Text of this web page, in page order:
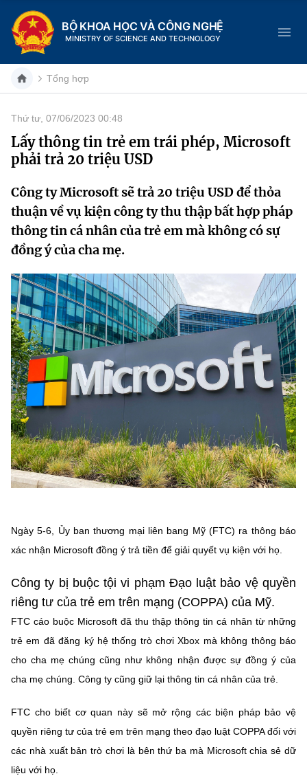
BỘ KHOA HỌC VÀ CÔNG NGHỆ
MINISTRY OF SCIENCE AND TECHNOLOGY
Danh mục
Trang chủ
Giới thiệu
Chức năng nhiệm vụ
Cơ cấu tổ chức
Lịch sử phát triển
Sở Khoa học và Công nghệ
Tin tức sự kiện
Khoa học và Công nghệ
Đổi mới sáng tạo
Chuyển đổi số
Bưu chính, Viễn thông
Sở hữu trí tuệ
Tiêu chuẩn, đo lường, chất lượng
Năng lượng nguyên tử
Tin địa phương
Dịch vụ công
Hệ thống văn bản
Văn bản QPPL
Văn bản chỉ đạo điều hành
Lấy ý kiến người dân về dự thảo VBQPPL
MST IOFFICE
THỐNG KÊ
Khoa học và Công nghệ
Đổi mới sáng tạo
Chuyển đổi số
Bưu chính, Viễn thông
Tiêu chuẩn, đo lường, chất lượng
Năng lượng nguyên tử
Multimedia
THƯ ĐIỆN TỬ
Khác
Videos
Ảnh
Nhiệm vụ trọng tâm
Chọn ngôn ngữ
BỘ KHOA HỌC VÀ CÔNG NGHỆ
MINISTRY OF SCIENCE AND TECHNOLOGY
Tổng hợp
Thứ tư, 07/06/2023 00:48
Lấy thông tin trẻ em trái phép, Microsoft
phải trả 20 triệu USD
Công ty Microsoft sẽ trả 20 triệu USD để thỏa
thuận về vụ kiện công ty thu thập bất hợp pháp
thông tin cá nhân của trẻ em mà không có sự
đồng ý của cha mẹ.
Ngày 5-6, Ủy ban thương mại liên bang Mỹ (FTC) ra thông báo
xác nhận Microsoft đồng ý trả tiền để giải quyết vụ kiện với họ.
Công ty bị buộc tội vi phạm Đạo luật bảo vệ quyền
riêng tư của trẻ em trên mạng (COPPA) của Mỹ.
FTC cáo buộc Microsoft đã thu thập thông tin cá nhân từ những
trẻ em đã đăng ký hệ thống trò chơi Xbox mà không thông báo
cho cha mẹ chúng cũng như không nhận được sự đồng ý của
cha mẹ chúng. Công ty cũng giữ lại thông tin cá nhân của trẻ.
FTC cho biết cơ quan này sẽ mở rộng các biện pháp bảo vệ
quyền riêng tư của trẻ em trên mạng theo đạo luật COPPA đối với
các nhà xuất bản trò chơi là bên thứ ba mà Microsoft chia sẻ dữ
liệu với họ.